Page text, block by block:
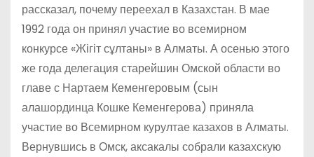
рассказал, почему переехал в Казахстан. В мае
1992 года он принял участие во всемирном
конкурсе «Жігіт сұлтаны» в Алматы. А осенью этого
же года делегация старейшин Омской области во
главе с Нартаем Кеменгеровым (сын
алашординца Кошке Кеменгерова) приняла
участие во Всемирном курултае казахов в Алматы.
Вернувшись в Омск, аксакалы собрали казахскую